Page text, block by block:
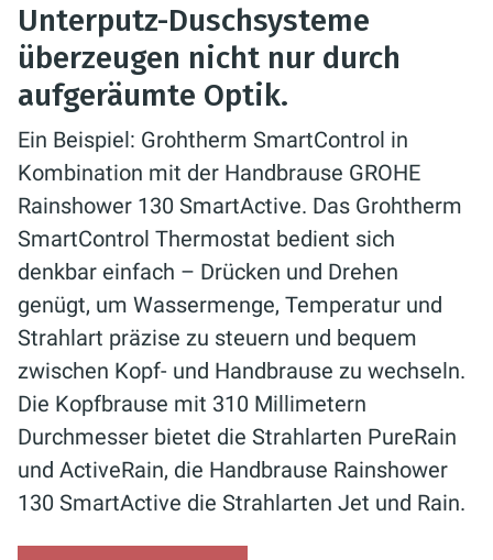
Unterputz-Duschsysteme
überzeugen nicht nur durch
aufgeräumte Optik.
Ein Beispiel: Grohtherm SmartControl in
Kombination mit der Handbrause GROHE
Rainshower 130 SmartActive. Das Grohtherm
SmartControl Thermostat bedient sich
denkbar einfach – Drücken und Drehen
genügt, um Wassermenge, Temperatur und
Strahlart präzise zu steuern und bequem
zwischen Kopf- und Handbrause zu wechseln.
Die Kopfbrause mit 310 Millimetern
Durchmesser bietet die Strahlarten PureRain
und ActiveRain, die Handbrause Rainshower
130 SmartActive die Strahlarten Jet und Rain.